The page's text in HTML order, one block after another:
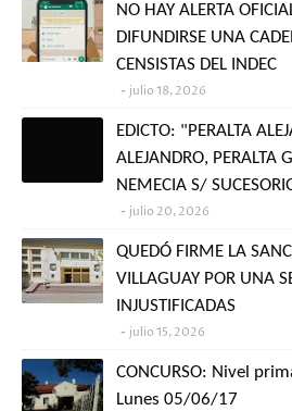
NO HAY ALERTA
DIFUNDIRSE UNA
CENSISTAS DEL INDEC
julio 18, 2026
EDICTO: "PERALTA
ALEJANDRO, PERALTA
NEMECIA S/
julio 20, 2026
QUEDÓ FIRME LA
VILLAGUAY POR UNA
INJUSTIFICADAS
julio 15, 2026
CONCURSO: Nivel
Lunes 05/06/17